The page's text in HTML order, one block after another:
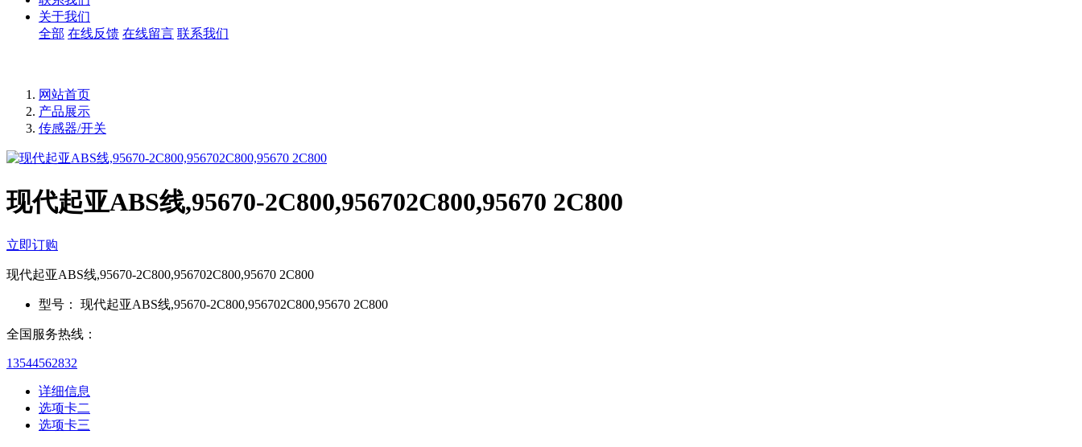
关于我们
全部 在线反馈 在线留言 联系我们
网站首页
产品展示
传感器/开关
现代起亚ABS线,95670-2C800,956702C800,95670 2C800
立即订购
现代起亚ABS线,95670-2C800,956702C800,95670 2C800
型号： 现代起亚ABS线,95670-2C800,956702C800,95670 2C800
全国服务热线：
13544562832
详细信息
选项卡二
选项卡三